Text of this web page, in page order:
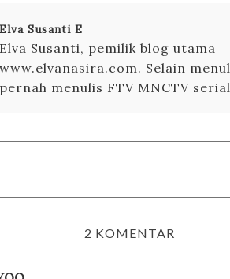
Elva Susanti E
Elva Susanti, pemilik blog utama
www.elvanasira.com. Selain
pernah menulis FTV MNCTV
2 KOMENTAR